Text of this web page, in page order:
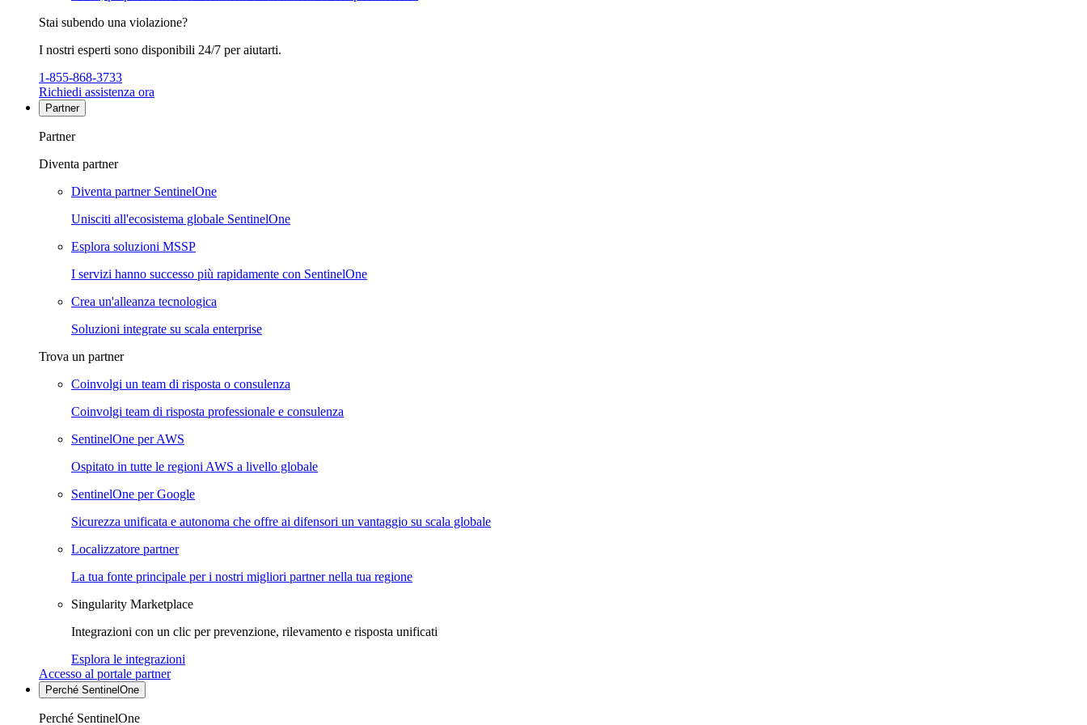
Stai subendo una violazione?
I nostri esperti sono disponibili 24/7 per aiutarti.
1-855-868-3733
Richiedi assistenza ora
Partner
Partner
Diventa partner
Diventa partner SentinelOne
Unisciti all'ecosistema globale SentinelOne
Esplora soluzioni MSSP
I servizi hanno successo più rapidamente con SentinelOne
Crea un'alleanza tecnologica
Soluzioni integrate su scala enterprise
Trova un partner
Coinvolgi un team di risposta o consulenza
Coinvolgi team di risposta professionale e consulenza
SentinelOne per AWS
Ospitato in tutte le regioni AWS a livello globale
SentinelOne per Google
Sicurezza unificata e autonoma che offre ai difensori un vantaggio su scala globale
Localizzatore partner
La tua fonte principale per i nostri migliori partner nella tua regione
Singularity Marketplace
Integrazioni con un clic per prevenzione, rilevamento e risposta unificati
Esplora le integrazioni
Accesso al portale partner
Perché SentinelOne
Perché SentinelOne